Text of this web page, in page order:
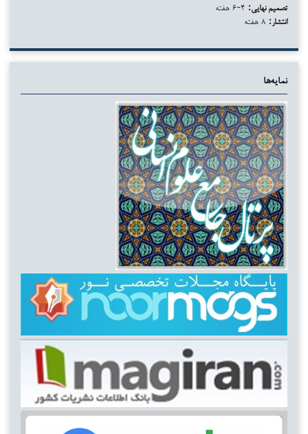
تصمیم نهایی:
انتشار:
نمایه‌ها